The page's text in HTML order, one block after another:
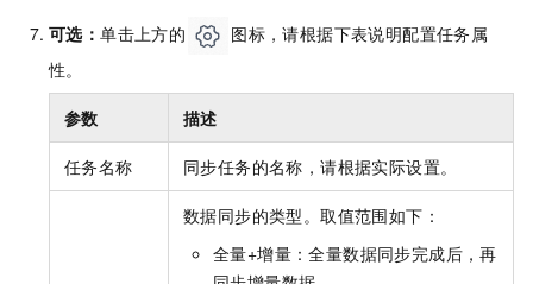
可选：单击上方的
图标，请根据下表说明配置任务属
性。
参数 描述
任务名称 同步任务的名称，请根据实际设置。
数据同步的类型。取值范围如下：
全量+增量：全量数据同步完成后，再